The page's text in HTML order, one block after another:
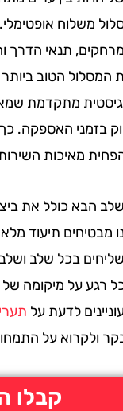
אופטימלי.
תנאי הדרך
הטוב ביותר
מתקדמת
האספקה. כך אנו
מאיכות השירות.
כולל את ביצוע
תיעוד מלא
בכל שלב ושלב. זה
על מיקומה של
לדעת עלתעריפון
על התמחור
קבלו